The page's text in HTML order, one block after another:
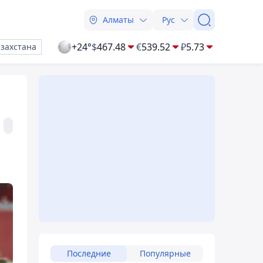
Алматы Рус
+24°$467.48 €539.52 ₽5.73
Последние Популярные